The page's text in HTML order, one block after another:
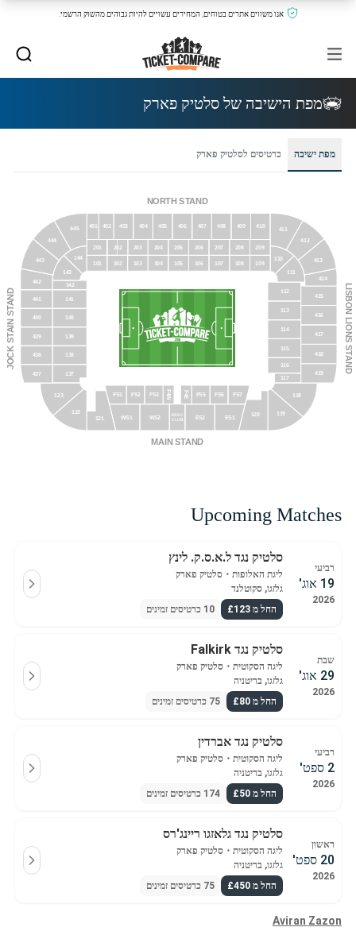
אנו משווים אתרים בטוחים, המחירים עשויים להיות גבוהים מהשוק הרשמי.
מפת הישיבה של סלטיק פארק
מפת ישיבה כרטיסים לסלטיק פארק
101 102 103 104 105 106 107 108 109
110
112
113
114
115
116
117
118
119
120
121
122
123
137
138
139
140
141
142
143
144
201 202 203 204 205 206 207 208 209
401 402 403 404 405 406 407 408 409 410
411
412
413
414
415
416
417
418
419
437
438
439
440
441
442
443
444
445
FS1 FS2 FS3 FS5 FS6 FS7
WS1 WS2 ES2 ES1
F4W F4E
EXEC
CLUB
MAIN STAND
LISBON LIONS STAND
JOCK STAIN STAND
NORTH STAND
Upcoming Matches
רביעי
19 אוג'
2026
סלטיק נגד ל.א.ס.ק. לינץ
ליגת האלופות ・ סלטיק פארק
גלזגו, סקוטלנד
החל מ £123
10 כרטיסים זמינים
שבת
29 אוג'
2026
סלטיק נגד Falkirk
ליגה הסקוטית ・ סלטיק פארק
גלזגו, בריטניה
החל מ £80
75 כרטיסים זמינים
רביעי
2 ספט'
2026
סלטיק נגד אברדין
ליגה הסקוטית ・ סלטיק פארק
גלזגו, בריטניה
החל מ £50
174 כרטיסים זמינים
ראשון
20 ספט'
2026
סלטיק נגד גלאזגו ריינג'רס
ליגה הסקוטית ・ סלטיק פארק
גלזגו, בריטניה
החל מ £450
75 כרטיסים זמינים
Aviran Zazon